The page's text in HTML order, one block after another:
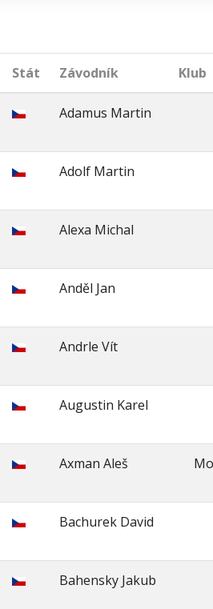
Stát Závodník Klub
Adamus Martin
Adolf Martin
Alexa Michal
Anděl Jan
Andrle Vít
Augustin Karel
Axman Aleš
Bachurek David
Bahensky Jakub